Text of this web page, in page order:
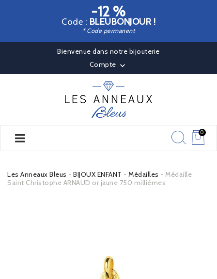
-12 %
Code : BLEUBONJOUR !
* Code permanent
Bienvenue dans notre bijouterie
Compte 
0
Les Anneaux Bleus BIJOUX ENFANT Médailles
Médaille
Saint Christophe ARNAUD or jaune 750 millièmes